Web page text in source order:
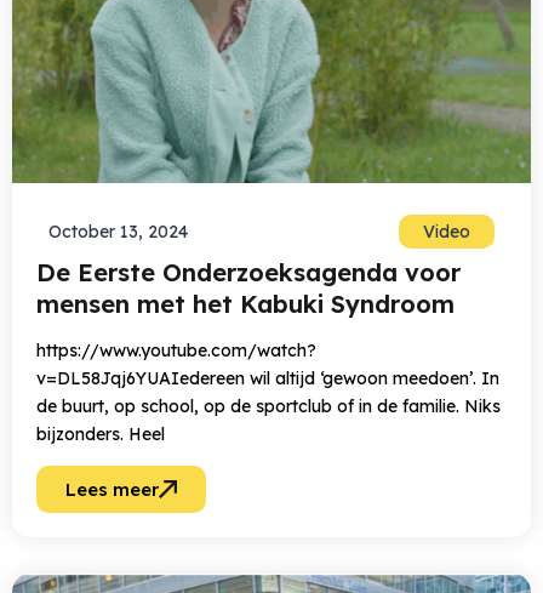
October 13, 2024 Video
De Eerste Onderzoeksagenda voor
mensen met het Kabuki Syndroom
https://www.youtube.com/watch?
v=DL58Jqj6YUAIedereen wil altijd ‘gewoon meedoen’. In
de buurt, op school, op de sportclub of in de familie. Niks
bijzonders. Heel
Lees meer